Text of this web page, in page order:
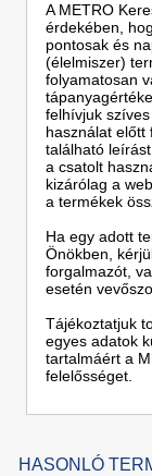
A METRO
érdekében,
pontosak és
(élelmiszer)
folyamatosan
felhívjuk
használat előtt
található
a csatolt
kizárólag a
a termékek
Ha egy adott
Önökben,
forgalmazót,
esetén
Tájékoztatjuk
egyes adatok
tartalmáért a
felelősséget.
HASONLÓ